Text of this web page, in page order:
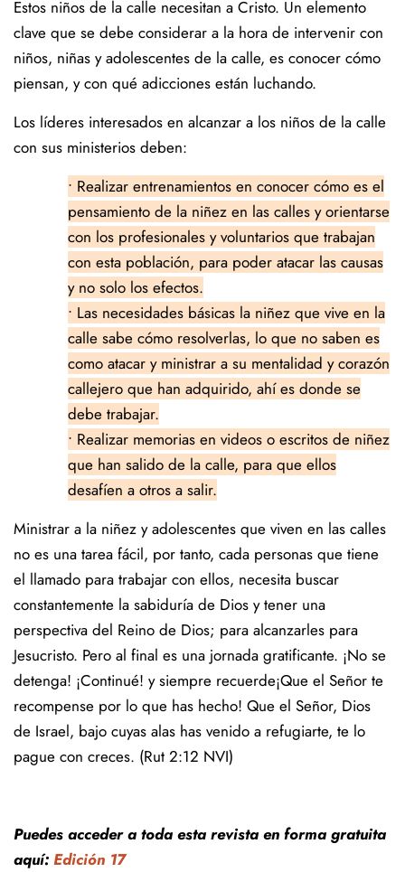
Estos niños de la calle necesitan a Cristo. Un elemento
clave que se debe considerar a la hora de intervenir con
niños, niñas y adolescentes de la calle, es conocer cómo
piensan, y con qué adicciones están luchando.
Los líderes interesados en alcanzar a los niños de la calle
con sus ministerios deben:
• Realizar entrenamientos en conocer cómo es el
pensamiento de la niñez en las calles y orientarse
con los profesionales y voluntarios que trabajan
con esta población, para poder atacar las causas
y no solo los efectos.
• Las necesidades básicas la niñez que vive en la
calle sabe cómo resolverlas, lo que no saben es
como atacar y ministrar a su mentalidad y corazón
callejero que han adquirido, ahí es donde se
debe trabajar.
• Realizar memorias en videos o escritos de niñez
que han salido de la calle, para que ellos
desafíen a otros a salir.
Ministrar a la niñez y adolescentes que viven en las calles
no es una tarea fácil, por tanto, cada personas que tiene
el llamado para trabajar con ellos, necesita buscar
constantemente la sabiduría de Dios y tener una
perspectiva del Reino de Dios; para alcanzarles para
Jesucristo. Pero al final es una jornada gratificante. ¡No se
detenga! ¡Continué! y siempre recuerde¡Que el Señor te
recompense por lo que has hecho! Que el Señor, Dios
de Israel, bajo cuyas alas has venido a refugiarte, te lo
pague con creces. (Rut 2:12 NVI)
Puedes acceder a toda esta revista en forma gratuita
aquí: Edición 17